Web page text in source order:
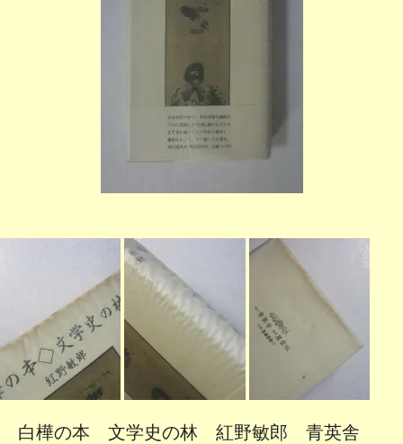
白樺の本 文学史の林 紅野敏郎 青英舎